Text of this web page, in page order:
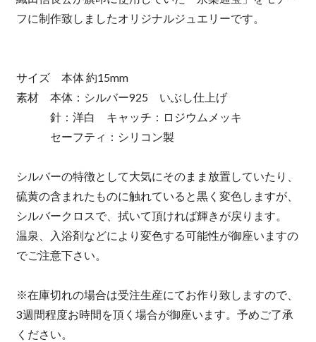
フに制作致しましたオリジナルジュエリーです。
サイズ 本体 約15mm
素材 本体：シルバー925 いぶし仕上げ
針：洋白 キャッチ：ロジウムメッキ
セーフティ：シリコン製
シルバーの特徴として大気にそのまま放置していたり、
硫黄の含まれたものに触れていると黒く変色しますが、
シルバークロスで、拭いて頂ければ輝きが戻ります。
温泉、入浴剤などにより変色する可能性が御座いますの
でご注意下さい。
※在庫切れの場合は受注生産にてお作り致しますので、
3週間程度お時間を頂く場合が御座います。予めご了承
ください。